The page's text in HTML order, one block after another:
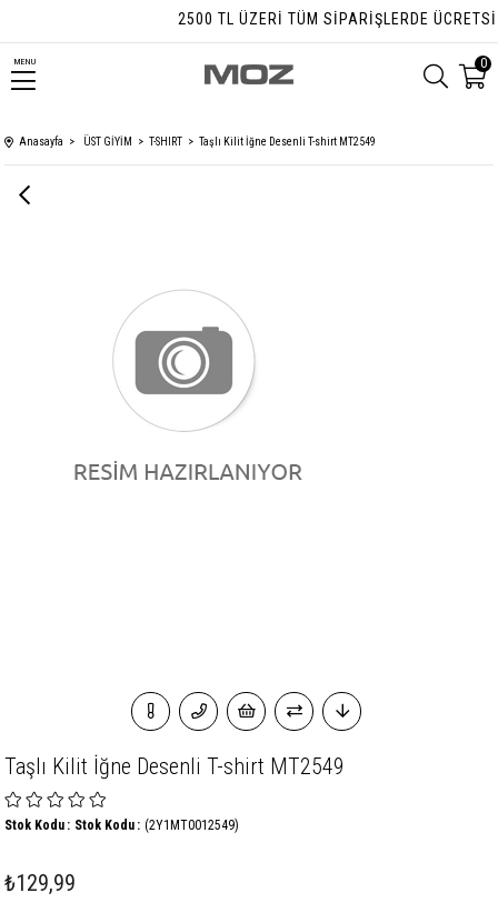
2500 TL ÜZERI TÜM SIPARIŞLERDE ÜCRETSIZ
MENU 0
Anasayfa ÜST GİYİM T-SHIRT Taşlı Kilit İğne Desenli T-shirt MT2549
Taşlı Kilit İğne Desenli T-shirt MT2549
(2Y1MT0012549)
Stok Kodu Stok Kodu
₺129,99